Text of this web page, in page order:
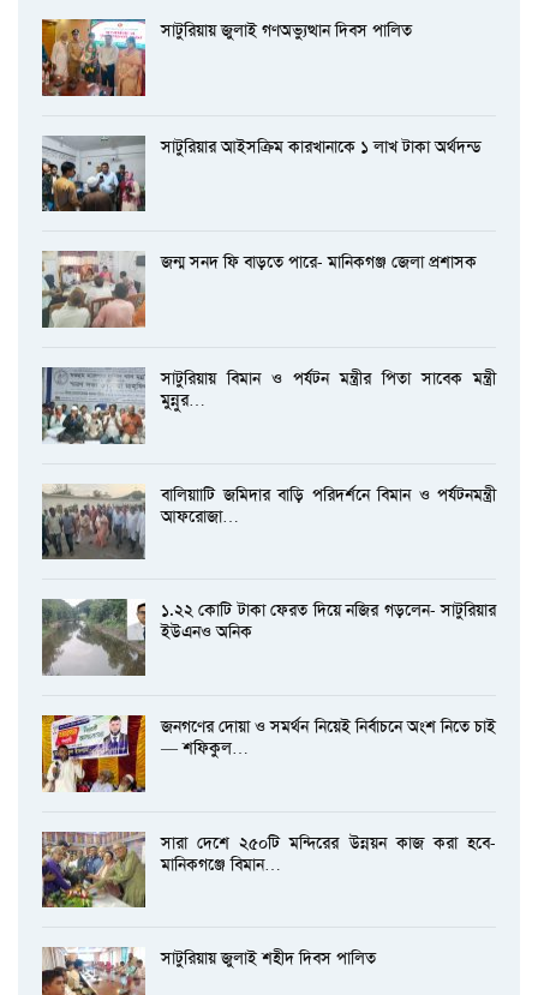
সাটুরিয়ায় জুলাই গণঅভ্যুত্থান দিবস পালিত
সাটুরিয়ার আইসক্রিম কারখানাকে ১ লাখ টাকা অর্থদন্ড
জন্ম সনদ ফি বাড়তে পারে- মানিকগঞ্জ জেলা প্রশাসক
সাটুরিয়ায় বিমান ও পর্যটন মন্ত্রীর পিতা সাবেক মন্ত্রী
মুন্নুর…
বালিয়াাটি জমিদার বাড়ি পরিদর্শনে বিমান ও পর্যটনমন্ত্রী
আফরোজা…
১.২২ কোটি টাকা ফেরত দিয়ে নজির গড়লেন- সাটুরিয়ার
ইউএনও অনিক
জনগণের দোয়া ও সমর্থন নিয়েই নির্বাচনে অংশ নিতে চাই
— শফিকুল…
সারা দেশে ২৫০টি মন্দিরের উন্নয়ন কাজ করা হবে-
মানিকগঞ্জে বিমান…
সাটুরিয়ায় জুলাই শহীদ দিবস পালিত